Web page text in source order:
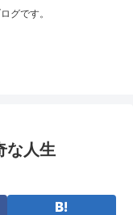
グです。
な人生